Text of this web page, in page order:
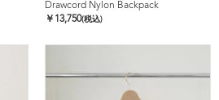
Drawcord Nylon Backpack
￥ 13,750(税込)